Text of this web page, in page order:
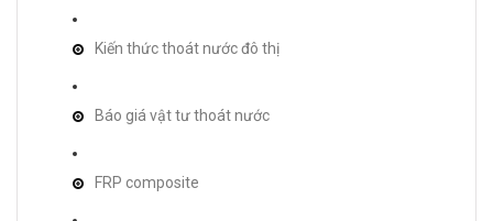
Kiến thức thoát nước đô thị
Báo giá vật tư thoát nước
FRP composite